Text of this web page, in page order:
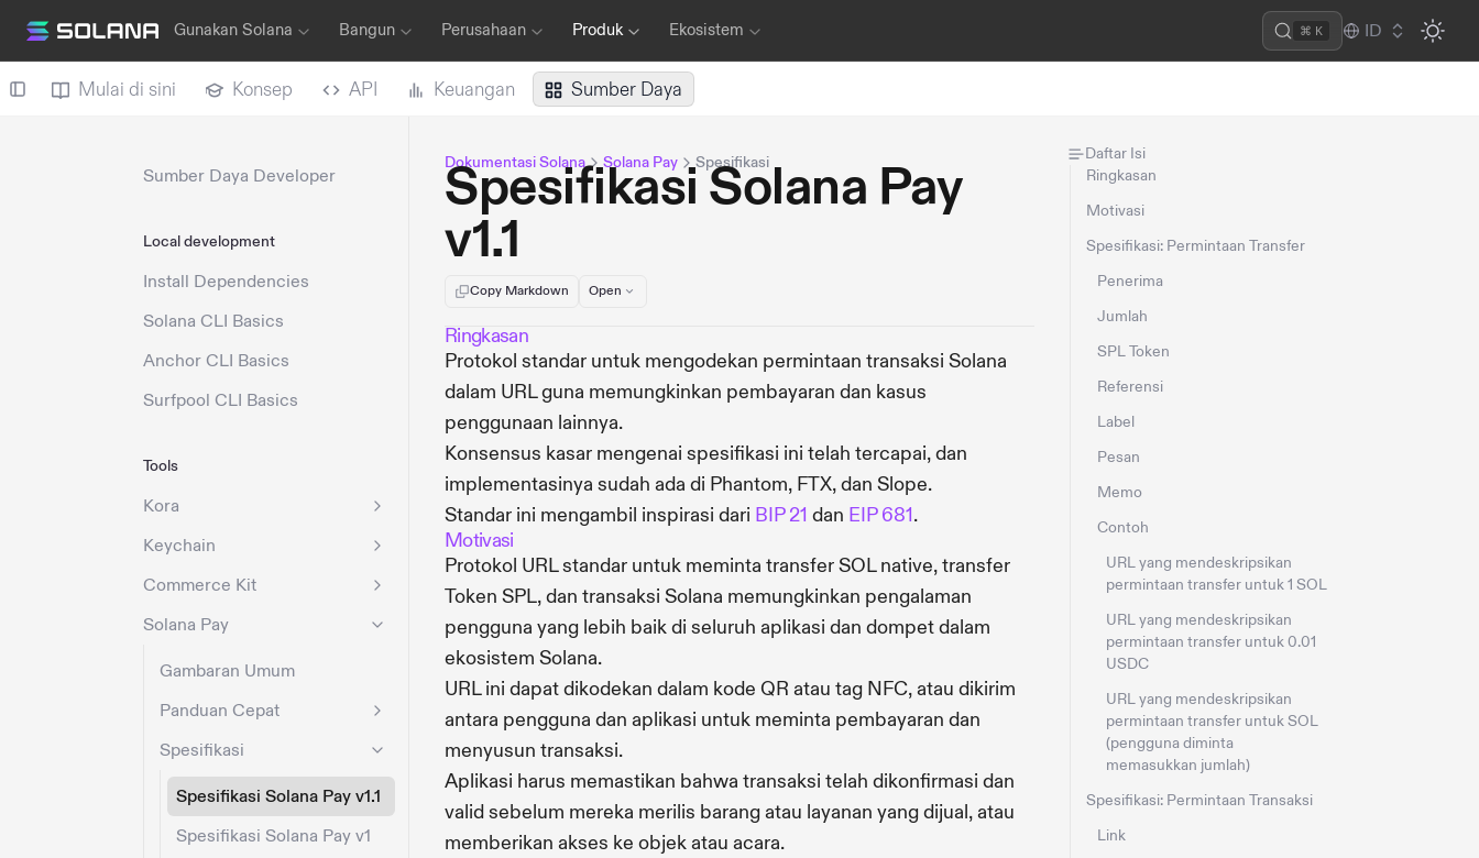
Gunakan Solana Bangun Perusahaan Produk Ekosistem ⌘ K ID
Mulai di sini Konsep API Keuangan Sumber Daya
Sumber Daya Developer
Local development
Install Dependencies
Solana CLI Basics
Anchor CLI Basics
Surfpool CLI Basics
Tools
Kora
Keychain
Commerce Kit
Solana Pay
Gambaran Umum
Panduan Cepat
Spesifikasi
Spesifikasi Solana Pay v1.1
Spesifikasi Solana Pay v1
Dokumentasi Solana Solana Pay Spesifikasi
Spesifikasi Solana Pay
v1.1
Copy Markdown Open
Ringkasan
Protokol standar untuk mengodekan permintaan transaksi Solana
dalam URL guna memungkinkan pembayaran dan kasus
penggunaan lainnya.
Konsensus kasar mengenai spesifikasi ini telah tercapai, dan
implementasinya sudah ada di Phantom, FTX, dan Slope.
Standar ini mengambil inspirasi dari BIP 21 dan EIP 681.
Motivasi
Protokol URL standar untuk meminta transfer SOL native, transfer
Token SPL, dan transaksi Solana memungkinkan pengalaman
pengguna yang lebih baik di seluruh aplikasi dan dompet dalam
ekosistem Solana.
URL ini dapat dikodekan dalam kode QR atau tag NFC, atau dikirim
antara pengguna dan aplikasi untuk meminta pembayaran dan
menyusun transaksi.
Aplikasi harus memastikan bahwa transaksi telah dikonfirmasi dan
valid sebelum mereka merilis barang atau layanan yang dijual, atau
memberikan akses ke objek atau acara.
Daftar Isi
Ringkasan
Motivasi
Spesifikasi: Permintaan Transfer
Penerima
Jumlah
SPL Token
Referensi
Label
Pesan
Memo
Contoh
URL yang mendeskripsikan
permintaan transfer untuk 1 SOL
URL yang mendeskripsikan
permintaan transfer untuk 0.01
USDC
URL yang mendeskripsikan
permintaan transfer untuk SOL
(pengguna diminta
memasukkan jumlah)
Spesifikasi: Permintaan Transaksi
Link